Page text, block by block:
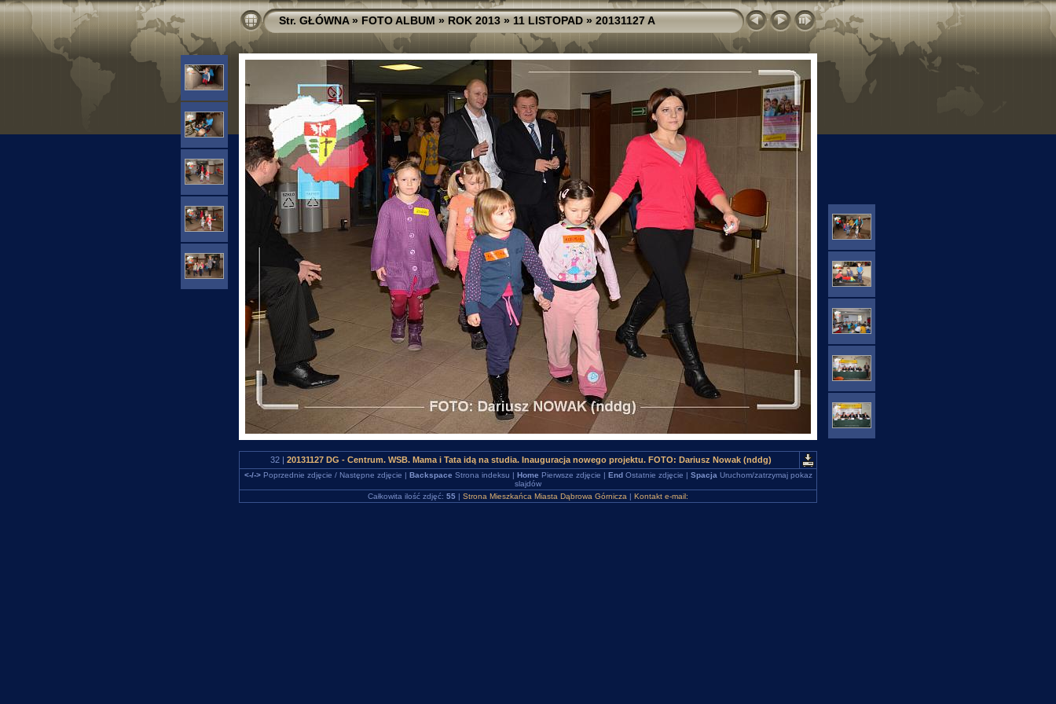
Str. GŁÓWNA»FOTO ALBUM»ROK 2013»11 LISTOPAD»20131127 A
32 | 20131127 DG - Centrum. WSB. Mama i Tata idą na studia. Inauguracja nowego projektu. FOTO: Dariusz Nowak (nddg)
<-/->Poprzednie zdjęcie / Następne zdjęcie | Backspace Strona indeksu | Home Pierwsze zdjęcie | EndOstatnie zdjęcie | Spacja Uruchom/zatrzymaj pokaz
slajdów
Całkowita ilość zdjęć: 55 | Strona Mieszkańca Miasta Dąbrowa Górnicza | Kontakt e-mail: